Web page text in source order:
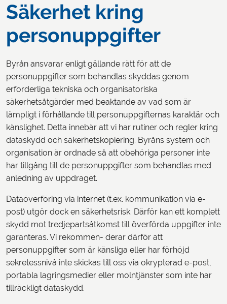
Säkerhet kring
personuppgifter
Byrån ansvarar enligt gällande rätt för att de
personuppgifter som behandlas skyddas genom
erforderliga tekniska och organisatoriska
säkerhetsåtgärder med beaktande av vad som är
lämpligt i förhållande till personuppgifternas karaktär och
känslighet. Detta innebär att vi har rutiner och regler kring
dataskydd och säkerhetskopiering. Byråns system och
organisation är ordnade så att obehöriga personer inte
har tillgång till de personuppgifter som behandlas med
anledning av uppdraget.
Dataöverföring via internet (t.ex. kommunikation via e-
post) utgör dock en säkerhetsrisk. Därför kan ett komplett
skydd mot tredjepartsåtkomst till överförda uppgifter inte
garanteras. Vi rekommen- derar därför att
personuppgifter som är känsliga eller har förhöjd
sekretessnivå inte skickas till oss via okrypterad e-post,
portabla lagringsmedier eller molntjänster som inte har
tillräckligt dataskydd.